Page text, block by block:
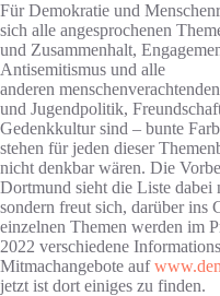
Für Demokratie und
sich alle angesprochenen
und Zusammenhalt,
Antisemitismus und alle
anderen
und Jugendpolitik,
Gedenkkultur sind – bunte
stehen für jeden dieser
nicht denkbar wären. Die
Dortmund sieht die Liste dabei
sondern freut sich, darüber ins
einzelnen Themen werden im
2022 verschiedene
Mitmachangebote auf
jetzt ist dort einiges zu finden.